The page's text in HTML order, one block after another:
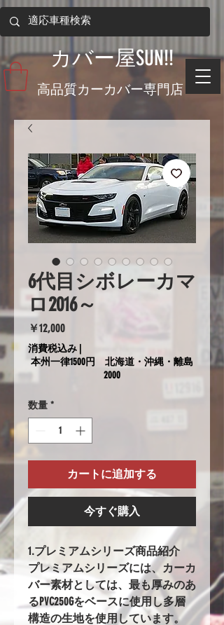
​高品質カーカバー専門店
​カバー屋SUN!!
6代目シボレーカマ
ロ2016～
￥12,000価
格
消費税込み
本州一律1500円 北海道・沖縄・離島
2000
数量 *
カートに追加する
今すぐ購入
1.プレミアムシリーズ商品紹介
プレミアムシリーズには、カーカ
バー素材としては、最も厚みのあ
るPVC250Gをベースに使用し多層
構造の生地を使用しています。